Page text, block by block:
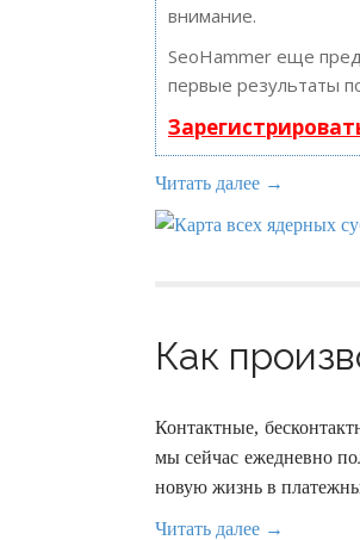
внимание.
SeoHammer еще
первые результаты
Читать далее →
Как
Контактные,
мы сейчас ежедневно
новую жизнь в
Читать далее →